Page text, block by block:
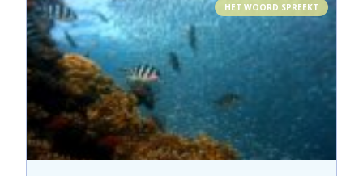
HET WOORD SPREEKT